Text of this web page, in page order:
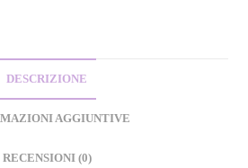
DESCRIZIONE
AGGIUNTIVE
RECENSIONI (0)